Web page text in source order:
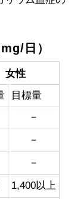
日）
女性
目標量
－
－
－
1,400以上